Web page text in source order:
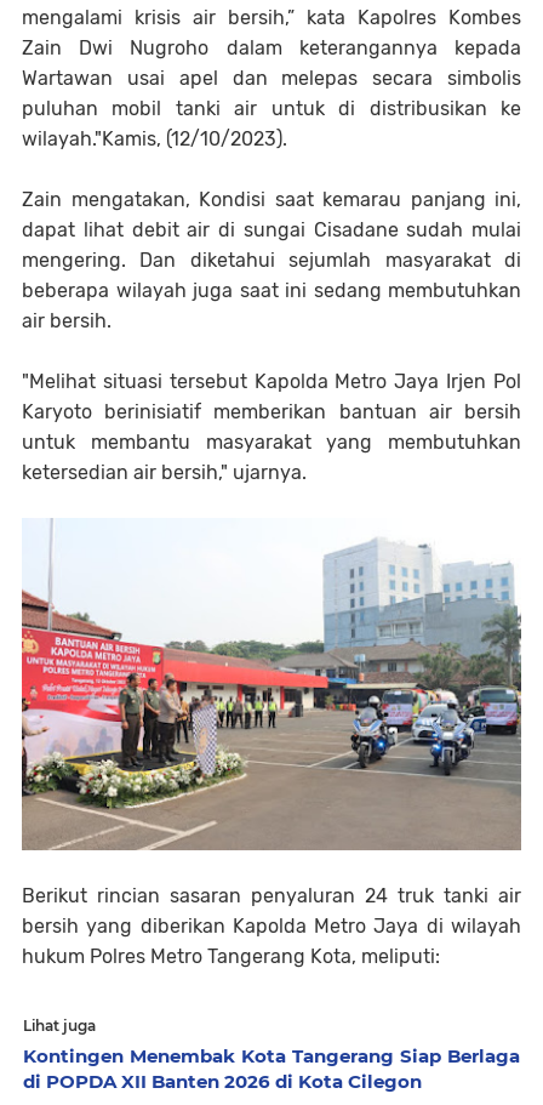
mengalami krisis air bersih,” kata Kapolres Kombes
Zain Dwi Nugroho dalam keterangannya kepada
Wartawan usai apel dan melepas secara simbolis
puluhan mobil tanki air untuk di distribusikan ke
wilayah."Kamis, (12/10/2023).
Zain mengatakan, Kondisi saat kemarau panjang ini,
dapat lihat debit air di sungai Cisadane sudah mulai
mengering. Dan diketahui sejumlah masyarakat di
beberapa wilayah juga saat ini sedang membutuhkan
air bersih.
"Melihat situasi tersebut Kapolda Metro Jaya Irjen Pol
Karyoto berinisiatif memberikan bantuan air bersih
untuk membantu masyarakat yang membutuhkan
ketersedian air bersih," ujarnya.
Berikut rincian sasaran penyaluran 24 truk tanki air
bersih yang diberikan Kapolda Metro Jaya di wilayah
hukum Polres Metro Tangerang Kota, meliputi:
Lihat juga
Kontingen Menembak Kota Tangerang Siap Berlaga
di POPDA XII Banten 2026 di Kota Cilegon